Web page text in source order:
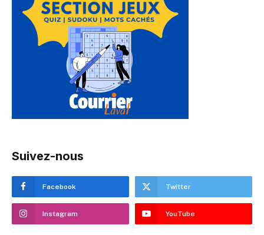
Suivez-nous
Facebook Twitter
Instagram YouTube